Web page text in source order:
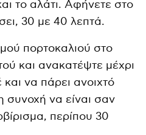
το αλάτι. Αφήνετε στο
30 με 40 λεπτά.
πορτοκαλιού στο
και ανακατέψτε μέχρι
να πάρει ανοιχτό
συνοχή να είναι σαν
περίπου 30